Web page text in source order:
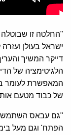
ישראל בעולן
דייקר המשיך
הלגיטימציה של
של כבוד מטעם
"גם עבאס השתמש
הפתח' וגם מעל